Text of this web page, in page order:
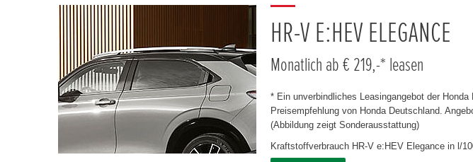
HR-V E:HEV ELEGANCE
Monatlich ab € 219,-* leasen
* Ein unverbindliches Leasingangebot der
Preisempfehlung von Honda Deutschland.
(Abbildung zeigt Sonderausstattung)
Kraftstoffverbrauch HR-V e:HEV Elegance in l/